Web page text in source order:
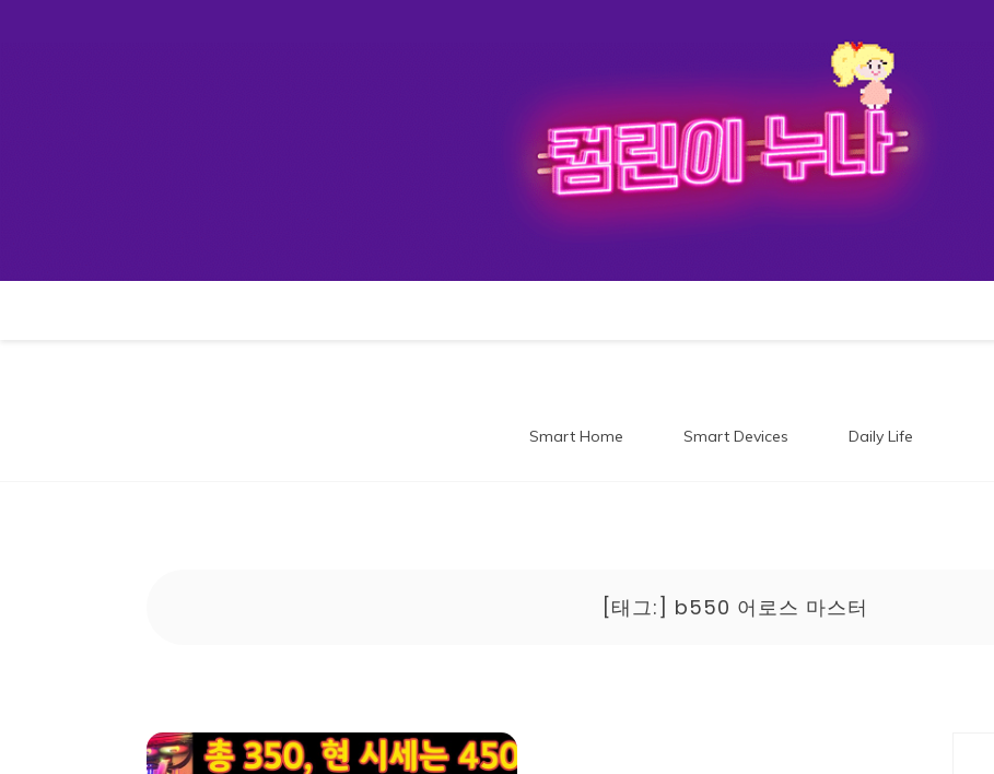
컴린이누나
Smart Home Smart Devices Daily Life
[태그:] b550 어로스 마스터